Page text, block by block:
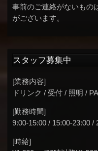
事前のご連絡がないもの
がございます。
スタッフ募集中
[業務内容]
ドリンク / 受付 / 照明 /
[勤務時間]
9:00-15:00 / 15:00-23:00 /
[時給]